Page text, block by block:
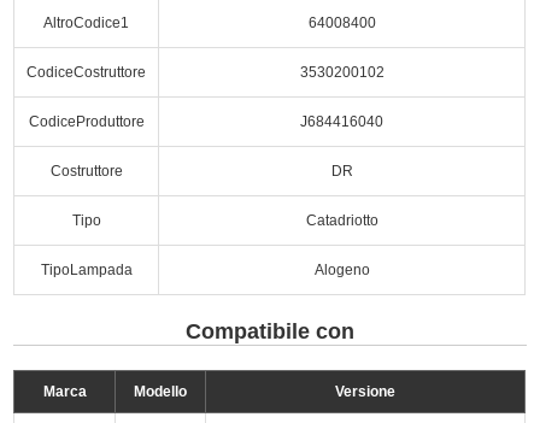
AltroCodice1 64008400
CodiceCostruttore 3530200102
CodiceProduttore J684416040
Costruttore DR
Tipo Catadriotto
TipoLampada Alogeno
Compatibile con
Marca Modello Versione